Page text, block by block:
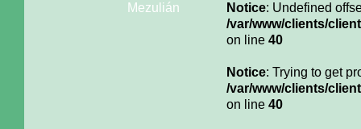
Mezulián
Notice: Undefined
/var/www/clients/
on line 40
Notice: Trying to get
/var/www/clients/
on line 40